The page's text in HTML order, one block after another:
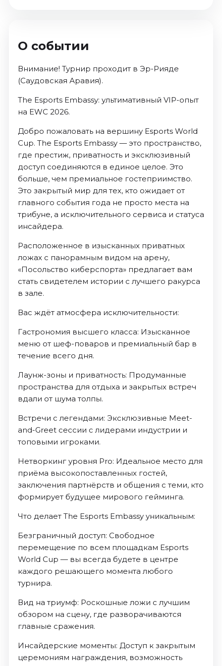
О событии
Внимание! Турнир проходит в Эр-Рияде
(Саудовская Аравия).
The Esports Embassy: ультимативный VIP-опыт
на EWC 2026.
Добро пожаловать на вершину Esports World
Cup. The Esports Embassy — это пространство,
где престиж, приватность и эксклюзивный
доступ соединяются в единое целое. Это
больше, чем премиальное гостеприимство.
Это закрытый мир для тех, кто ожидает от
главного события года не просто места на
трибуне, а исключительного сервиса и статуса
инсайдера.
Расположенное в изысканных приватных
ложах с панорамным видом на арену,
«Посольство киберспорта» предлагает вам
стать свидетелем истории с лучшего ракурса
в зале.
Вас ждёт атмосфера исключительности:
Гастрономия высшего класса: Изысканное
меню от шеф-поваров и премиальный бар в
течение всего дня.
Лаунж-зоны и приватность: Продуманные
пространства для отдыха и закрытых встреч
вдали от шума толпы.
Встречи с легендами: Эксклюзивные Meet-
and-Greet сессии с лидерами индустрии и
топовыми игроками.
Нетворкинг уровня Pro: Идеальное место для
приёма высокопоставленных гостей,
заключения партнёрств и общения с теми, кто
формирует будущее мирового гейминга.
Что делает The Esports Embassy уникальным:
Безграничный доступ: Свободное
перемещение по всем площадкам Esports
World Cup — вы всегда будете в центре
каждого решающего момента любого
турнира.
Вид на триумф: Роскошные ложи с лучшим
обзором на сцену, где разворачиваются
главные сражения.
Инсайдерские моменты: Доступ к закрытым
церемониям награждения, возможность